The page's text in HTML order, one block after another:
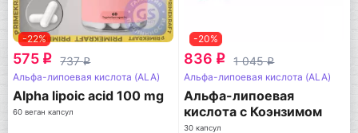
-22%
575 q 737q
Альфа-липоевая кислота (ALA)
Alpha lipoic acid 100 mg
60 веган капсул
-20%
836 q 1 045q
Альфа-липоевая кислота (ALA)
Альфа-липоевая
кислота с Коэнзимом
Q10
30 капсул